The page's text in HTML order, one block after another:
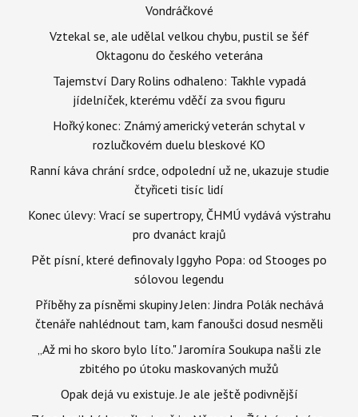
Vondráčkové
Vztekal se, ale udělal velkou chybu, pustil se šéf
Oktagonu do českého veterána
Tajemství Dary Rolins odhaleno: Takhle vypadá
jídelníček, kterému vděčí za svou figuru
Hořký konec: Známý americký veterán schytal v
rozlučkovém duelu bleskové KO
Ranní káva chrání srdce, odpolední už ne, ukazuje studie
čtyřiceti tisíc lidí
Konec úlevy: Vrací se supertropy, ČHMÚ vydává výstrahu
pro dvanáct krajů
Pět písní, které definovaly Iggyho Popa: od Stooges po
sólovou legendu
Příběhy za písněmi skupiny Jelen: Jindra Polák nechává
čtenáře nahlédnout tam, kam fanoušci dosud nesměli
„Až mi ho skoro bylo líto." Jaromíra Soukupa našli zle
zbitého po útoku maskovaných mužů
Opak dejá vu existuje. Je ale ještě podivnější